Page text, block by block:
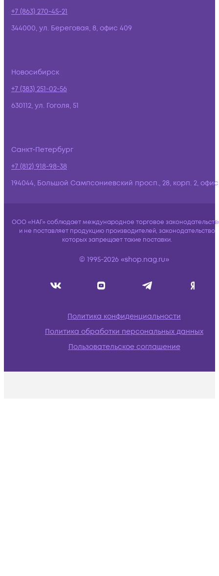
+7 (863) 270-45-21
344000, ул. Береговая, 8, офис 409
Новосибирск
+7 (383) 251-02-56
630112, ул. Гоголя, 51
Санкт-Петербург
+7 (812) 918-98-38
194044, Большой Сампсониевский просп., 28, корп. 2,
ООО «НАГ» соблюдает международное торговое
и не поставляет продукцию производителей, законодательство
которых запрещает такие поставки.
© 1995-2026 «shop.nag.ru»
Политика конфиденциальности
Политика обработки персональных данных
Пользовательское соглашение